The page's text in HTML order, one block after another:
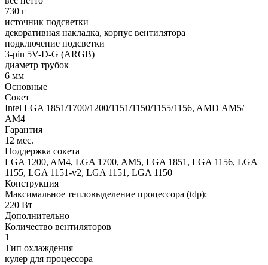
730 г
источник подсветки
декоративная накладка, корпус вентилятора
подключение подсветки
3-pin 5V-D-G (ARGB)
диаметр трубок
6 мм
Основные
Сокет
Intel LGA 1851/1700/1200/1151/1150/1155/1156, AMD АМ5/
АМ4
Гарантия
12 мес.
Поддержка сокета
LGA 1200, AM4, LGA 1700, AM5, LGA 1851, LGA 1156, LGA
1155, LGA 1151-v2, LGA 1151, LGA 1150
Конструкция
Максимальное тепловыделение процессора (tdp):
220 Вт
Дополнительно
Количество вентиляторов
1
Тип охлаждения
кулер для процессора